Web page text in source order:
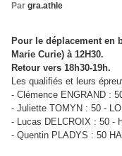
Par gra.athle
Pour le déplacement en
Marie Curie) à 12H30.
Retour vers 18h30-19h.
Les qualifiés et leurs
- Clémence ENGRAND :
- Juliette TOMYN : 50 -
- Lucas DELCROIX : 50 -
- Quentin PLADYS : 50